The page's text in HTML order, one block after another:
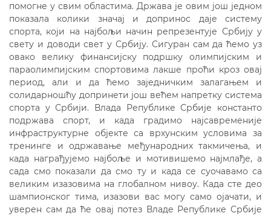
помогне у свим областима. Држава је овим још једном
показала колики значај и допринос даје систему
спортa, који на најбољи начин репрезентује Србију у
свету и доводи свет у Србију. Сигуран сам да ћемо уз
овако велику финансијску подршку олимпијским и
параолимпијским спортовима лакше проћи кроз овај
период, али и да ћемо заједничким залагањем и
солидарношћу допринети још већем напретку система
спорта у Србији. Влада Републике Србије константо
подржава спорт, и када градимо најсавременије
инфраструктурне објекте са врхунским условима за
тренинге и одржавање међународних такмичења, и
када награђујемо најбоље и мотивишемо најмлађе, а
сада смо показали да смо ту и када се суочавамо са
великим изазовима на глобалном нивоу. Када сте део
шампионског тима, изазови вас могу само ојачати, и
уверен сам да ће овај потез Владе Републике Србије